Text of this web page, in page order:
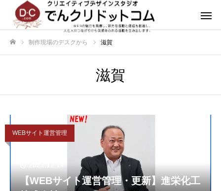
制作現場のデスクから 滋賀
滋賀
WEBサイト運営管理
【WEBサイト運営管理・更新】進栄化工